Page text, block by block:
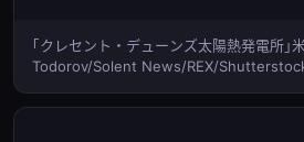
｢クレセント・デューンズ太陽熱発電所｣米国ネバ
Todorov/Solent News/REX/